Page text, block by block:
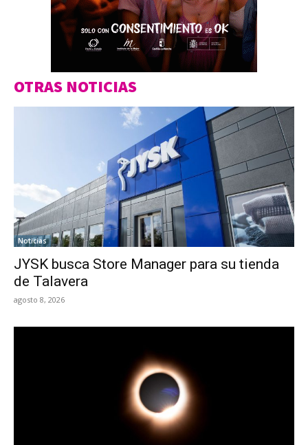
OTRAS NOTICIAS
Noticias
JYSK busca Store Manager para su tienda
de Talavera
agosto 8, 2026